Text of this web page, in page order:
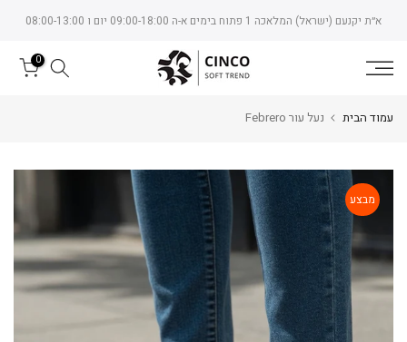
Skip
content
א״ת יקנעם (ישראל) המלאכה 1 פתוח בימים א-ה 09:00-18:00 יום ו 08:00-13:00
0
עמוד הבית נעל עור Febrero
מבצע